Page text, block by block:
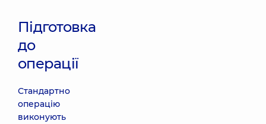
Підготовка
до
операції
Стандартно
операцію
виконують